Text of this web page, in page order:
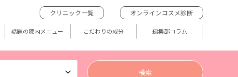
クリニック一覧 オンラインコスメ診断
話題の院内メニュー こだわりの成分 編集部コラム